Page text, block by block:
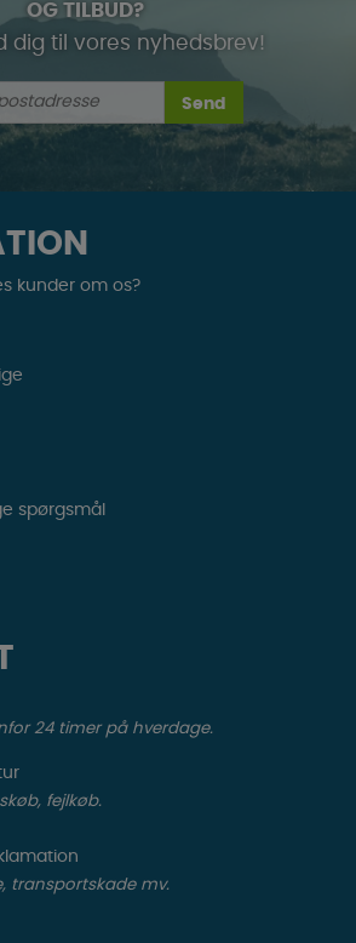
OG TILBUD?
dig til vores nyhedsbrev!
Send
kunder om os?
spørgsmål
24 timer på hverdage.
fejlkøb.
transportskade mv.